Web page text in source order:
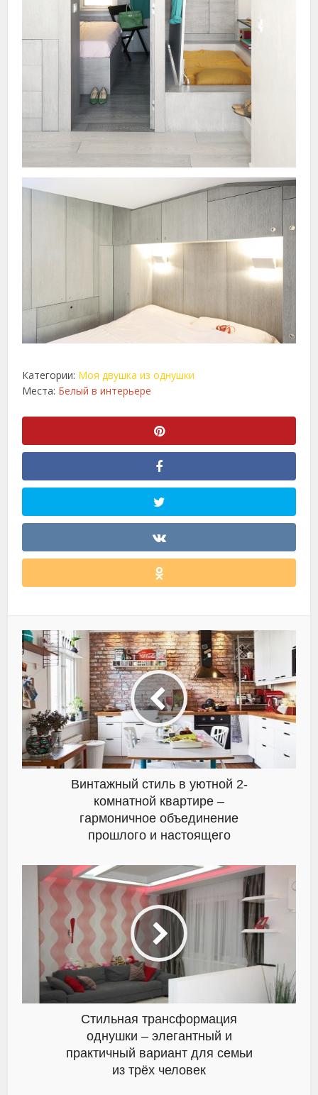
Категории: Моя двушка из однушки
Места: Белый в интерьере
Винтажный стиль в уютной 2-
комнатной квартире –
гармоничное объединение
прошлого и настоящего
Стильная трансформация
однушки – элегантный и
практичный вариант для семьи
из трёх человек